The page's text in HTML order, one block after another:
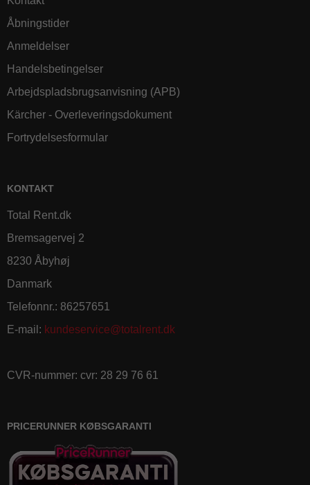
Åbningstider
Anmeldelser
Handelsbetingelser
Arbejdspladsbrugsanvisning (APB)
Kärcher - Overleveringsdokument
Fortrydelsesformular
KONTAKT
Total Rent.dk
Bremsagervej 2
8230 Åbyhøj
Danmark
Telefonnr.: 86257651
E-mail : kundeservice@totalrent.dk
CVR-nummer: cvr: 28 29 76 61
PRICERUNNER KØBSGARANTI